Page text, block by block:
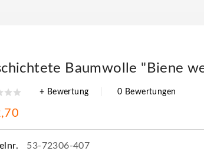
Baumwolle "Biene
+ Bewertung 0 Bewertungen
53-72306-407